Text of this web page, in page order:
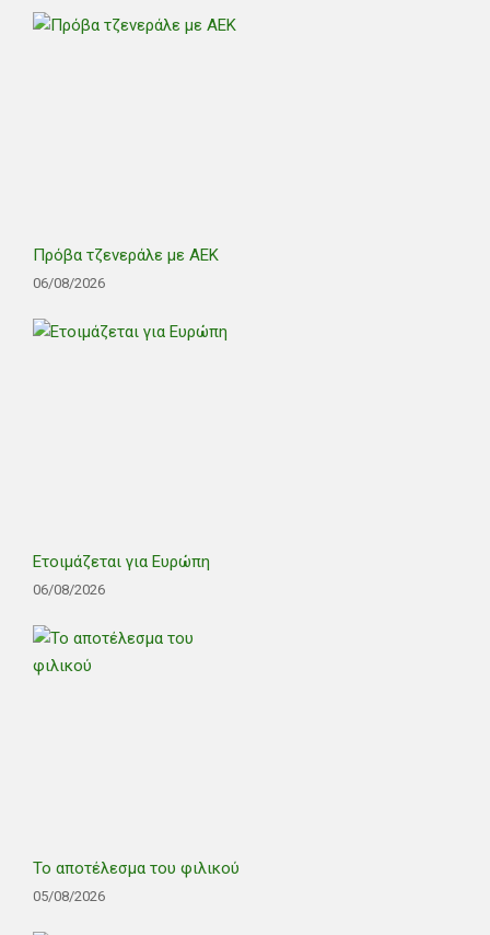
Πρόβα τζενεράλε με ΑΕΚ
06/08/2026
Ετοιμάζεται για Ευρώπη
06/08/2026
Το αποτέλεσμα του φιλικού
05/08/2026